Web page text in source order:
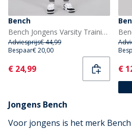
Bench
Bench Jongens Varsity Trainingspakken Grijs
Adviesprijs€ 44,99
Bespaar€ 20,00
Current
€ 24,99 €
Jongens Bench
Voor jongens is het merk